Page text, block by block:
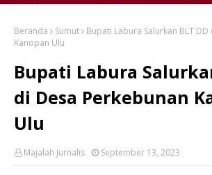
Beranda Sumut
Bupati Labura Salurkan BLT
Kanopan Ulu
Bupati Labura
di Desa Perkebunan
Ulu
Majalah Jurnalis September 13, 2023